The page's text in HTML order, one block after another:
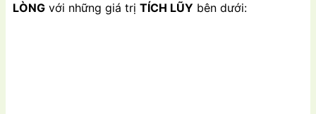
LÒNG với những giá trị TÍCH LŨY bên dưới: